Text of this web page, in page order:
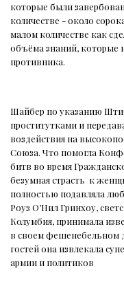
которые были
количестве - около
малом количестве как
объёма знаний, которые
противника.
Шайбер по указанию
проститутками и
воздействия на
Союза. Что помогла
битв во время
безумная страсть к
полностью подавляла
Роуз О’Нил Гринхоу,
Колумбия, принимала
в своем фешенебельном
гостей она извлекала
армии и политиков